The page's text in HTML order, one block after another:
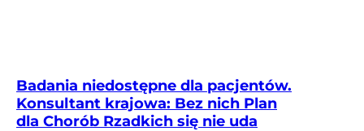
Badania niedostępne dla pacjentów.
Konsultant krajowa: Bez nich Plan
dla Chorób Rzadkich się nie uda